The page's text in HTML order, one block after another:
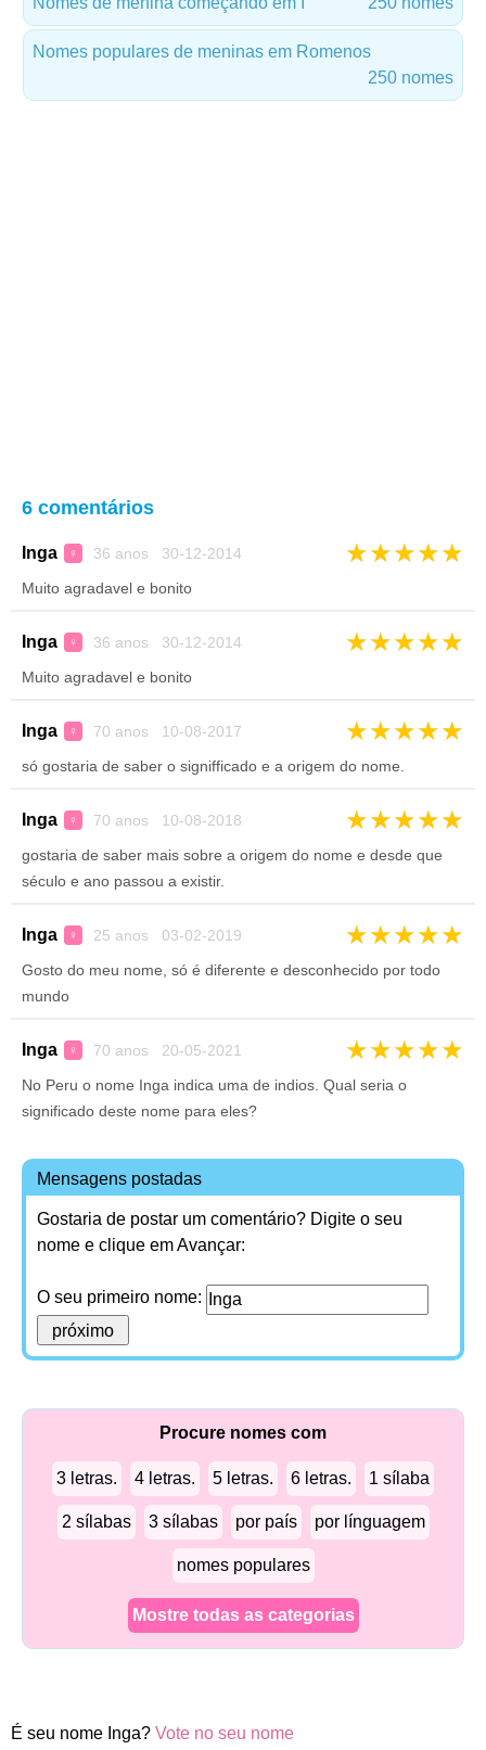
Nomes populares de meninas em Romenos
250 nomes
6 comentários
Inga ♀ 36 anos 30-12-2014 ★★★★★
Muito agradavel e bonito
Inga ♀ 36 anos 30-12-2014 ★★★★★
Muito agradavel e bonito
Inga ♀ 70 anos 10-08-2017 ★★★★★
só gostaria de saber o signifficado e a origem do nome.
Inga ♀ 70 anos 10-08-2018 ★★★★★
gostaria de saber mais sobre a origem do nome e desde que
século e ano passou a existir.
Inga ♀ 25 anos 03-02-2019 ★★★★★
Gosto do meu nome, só é diferente e desconhecido por todo
mundo
Inga ♀ 70 anos 20-05-2021 ★★★★★
No Peru o nome Inga indica uma de indios. Qual seria o
significado deste nome para eles?
Mensagens postadas
Gostaria de postar um comentário? Digite o seu
nome e clique em Avançar:
O seu primeiro nome:
Procure nomes com
3 letras. 4 letras. 5 letras. 6 letras. 1 sílaba
2 sílabas 3 sílabas por país por línguagem
nomes populares
Mostre todas as categorias
É seu nome Inga? Vote no seu nome